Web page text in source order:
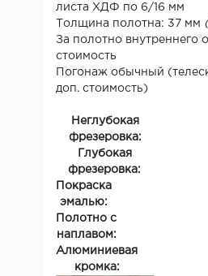
листа ХДФ по 6/16 мм
Толщина полотна: 37 мм
За полотно внутреннего
стоимость
Погонаж обычный
доп. стоимость)
Неглубокая
фрезеровка:
Глубокая
фрезеровка:
Покраска
эмалью:
Полотно с
наплавом:
Алюминиевая
кромка: